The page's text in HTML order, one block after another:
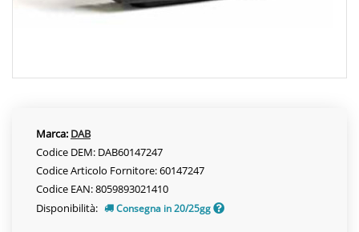
Marca: DAB
Codice DEM: DAB60147247
Codice Articolo Fornitore: 60147247
Codice EAN: 8059893021410
Disponibilità:
Consegna in 20/25gg